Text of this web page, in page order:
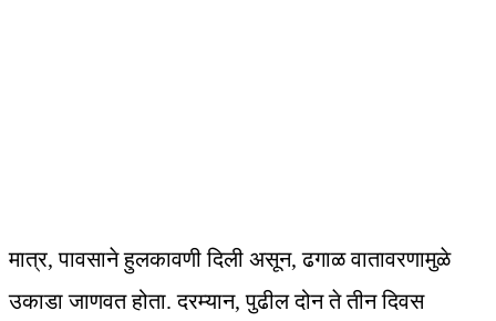
मात्र, पावसाने हुलकावणी दिली असून, ढगाळ वातावरणामुळे
उकाडा जाणवत होता. दरम्यान, पुढील दोन ते तीन दिवस